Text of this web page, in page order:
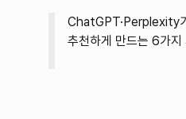
ChatGPT·Perplexity
추천하게 만드는 6가지